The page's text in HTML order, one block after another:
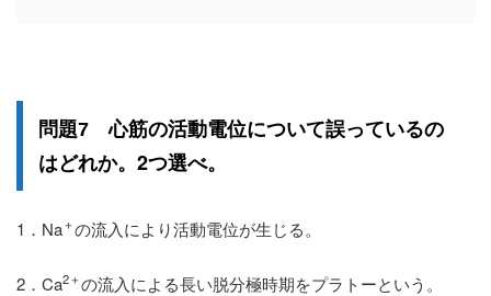
問題7 心筋の活動電位について誤っているの
はどれか。 2つ選べ。
1．Na＋の流入により活動電位が生じる。
2．Ca2＋の流入による長い脱分極時期をプラトーという。